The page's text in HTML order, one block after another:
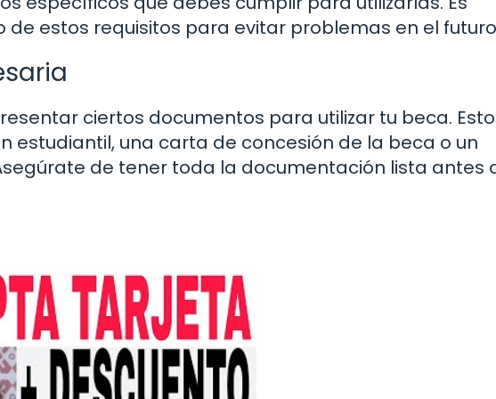
estos requisitos para evitar problemas en el
ciertos documentos para utilizar tu beca. Esto
estudiantil, una carta de concesión de la beca o un
de tener toda la documentación lista antes